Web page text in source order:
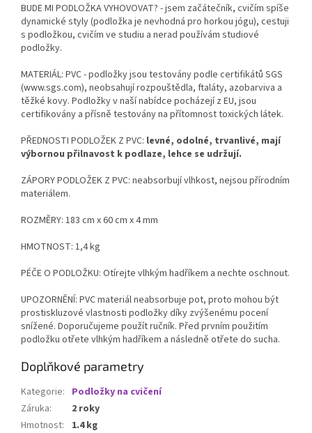
BUDE MI PODLOŽKA VYHOVOVAT? - jsem začátečník, cvičím spíše
dynamické styly (podložka je nevhodná pro horkou jógu), cestuji
s podložkou, cvičím ve studiu a nerad používám studiové
podložky.
MATERIÁL: PVC - podložky jsou testovány podle certifikátů SGS
(www.sgs.com), neobsahují rozpouštědla, ftaláty, azobarviva a
těžké kovy. Podložky v naší nabídce pocházejí z EU, jsou
certifikovány a přísně testovány na přítomnost toxických látek.
PŘEDNOSTI PODLOŽEK Z PVC: levné, odolné, trvanlivé, mají
výbornou přilnavost k podlaze, lehce se udržují.
ZÁPORY PODLOŽEK Z PVC: neabsorbují vlhkost, nejsou přírodním
materiálem.
ROZMĚRY: 183 cm x 60 cm x 4 mm
HMOTNOST: 1,4 kg
PÉČE O PODLOŽKU: Otírejte vlhkým hadříkem a nechte oschnout.
UPOZORNĚNÍ: PVC materiál neabsorbuje pot, proto mohou být
prostiskluzové vlastnosti podložky díky zvýšenému pocení
snížené. Doporučujeme použít ručník. Před prvním použitím
podložku otřete vlhkým hadříkem a následně otřete do sucha.
Doplňkové parametry
Kategorie: Podložky na cvičení
Záruka:
2 roky
Hmotnost:
1.4 kg